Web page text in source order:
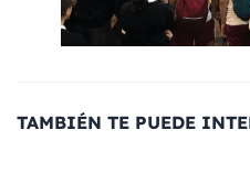
TAMBIÉN TE PUEDE